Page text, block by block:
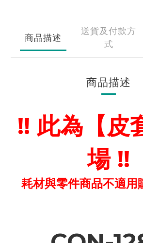
商品描述
送貨及付款方
式
商品描述
!! 此為【皮
場 !!
耗材與零件商品不適用